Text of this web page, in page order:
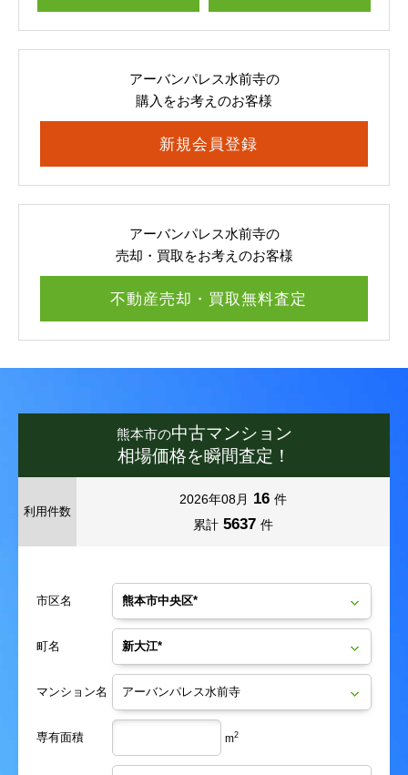
アーバンパレス水前寺の
購入をお考えのお客様
新規会員登録
アーバンパレス水前寺の
売却・買取をお考えのお客様
不動産売却・買取無料査定
熊本市の中古マンション
相場価格を瞬間査定！
利用件数
2026年08月 16 件
累計 5637 件
市区名
町名
マンション名
専有面積 m2